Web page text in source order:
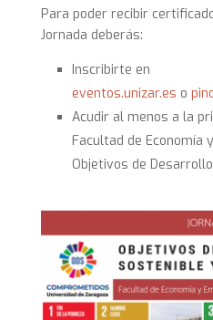
Para poder recibir
Jornada deberás:
Inscribirte en
eventos.unizar.es o
Acudir al menos a la
Facultad de Economía
Objetivos de